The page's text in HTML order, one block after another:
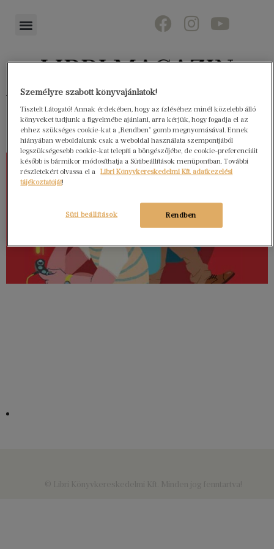
Könyvektől az olvasókig
Személyre szabott könyvajánlatok!
Tisztelt Látogató! Annak érdekében, hogy az ízléséhez minél közelebb álló
könyveket tudjunk a figyelmébe ajánlani, arra kérjük, hogy fogadja el az
ehhez szükséges cookie-kat a „Rendben” gomb megnyomásával. Ennek
hiányában weboldalunk csak a weboldal használata szempontjából
legszükségesebb cookie-kat telepíti a böngészőjébe, de cookie-preferenciáit
később is bármikor módosíthatja a Sütibeállítások menüpontban. További
részletekért olvassa el a
Libri Könyvkereskedelmi Kft. adatkezelési
tájékoztatóját!
Rendben
Süti beállítások